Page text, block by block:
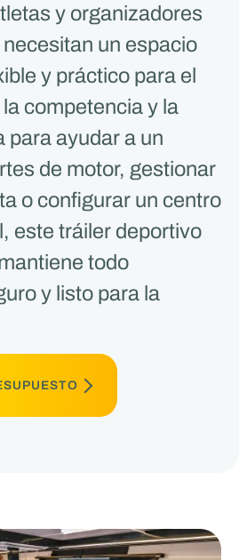
y organizadores
un espacio
y práctico para el
competencia y la
para ayudar a un
de motor, gestionar
o configurar un centro
este tráiler deportivo
todo
y listo para la